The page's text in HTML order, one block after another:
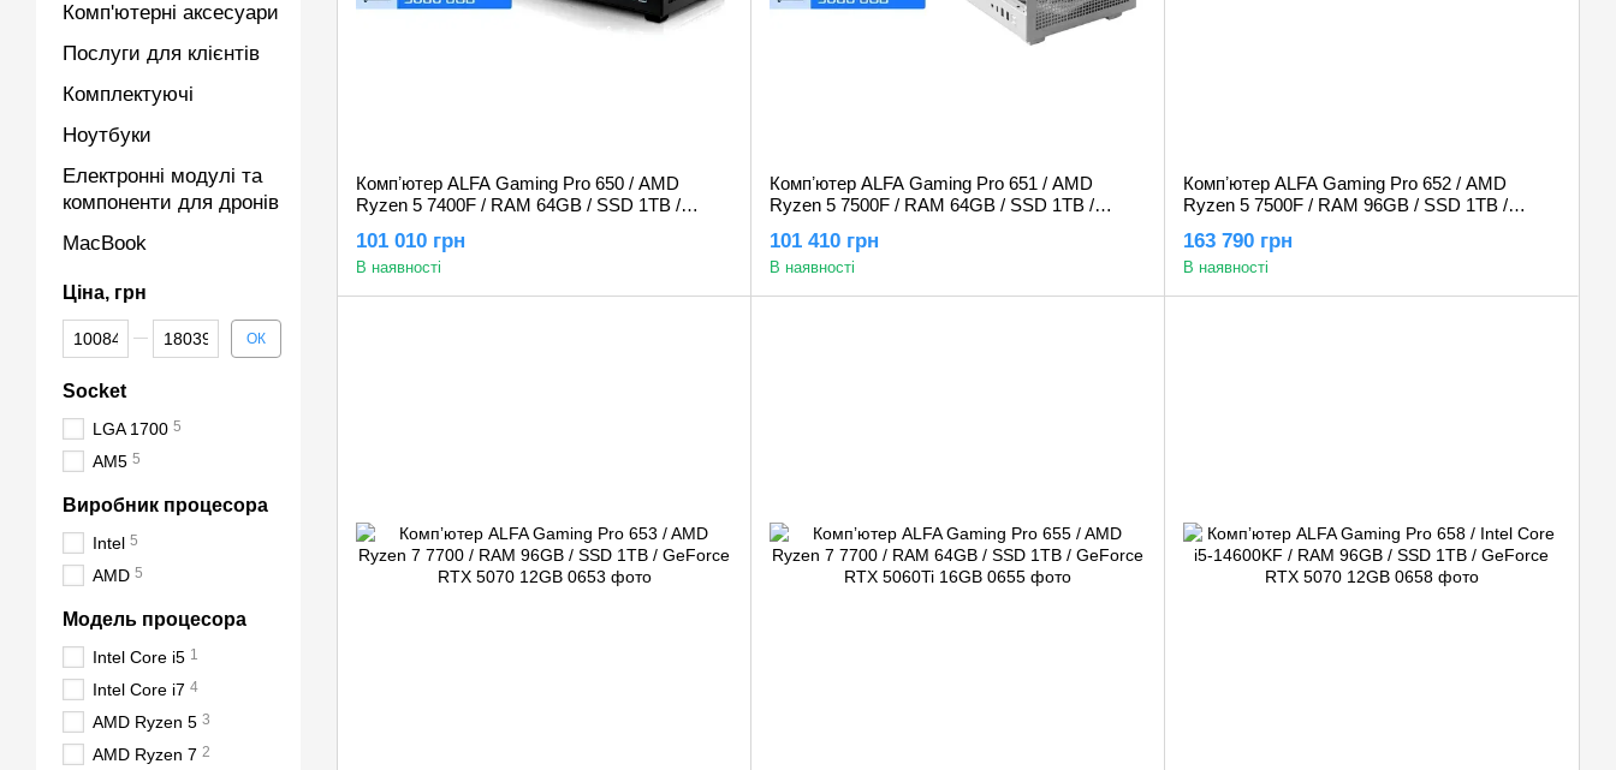
Компʼютер ALFA Gaming Pro 650 / AMD
Ryzen 5 7400F / RAM 64GB / SSD 1TB /
101 010 грн
В наявності
Компʼютер ALFA Gaming Pro 651 / AMD
Ryzen 5 7500F / RAM 64GB / SSD 1TB /
101 410 грн
В наявності
Компʼютер ALFA Gaming Pro 652 / AMD
Ryzen 5 7500F / RAM 96GB / SSD 1TB /
163 790 грн
В наявності
Комп'ютерні аксесуари
Послуги для клієнтів
Комплектуючі
Ноутбуки
Електронні модулі та
компоненти для дронів
MacBook
Ціна, грн
Від Ціна, грн
До Ціна, грн ОК
Socket
LGA 1700 5
AM5 5
Виробник процесора
Intel 5
AMD 5
Модель процесора
Intel Core i5 1
Intel Core i7 4
AMD Ryzen 5 3
AMD Ryzen 7 2